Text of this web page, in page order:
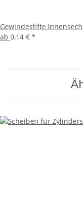
Gewindestifte
ab 0,14 € *